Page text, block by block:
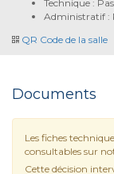
Technique :
Administratif :
QR Code de la salle
Documents
Les fiches
consultables sur
Cette décision